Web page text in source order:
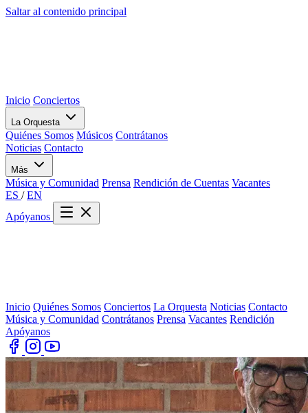
Saltar al contenido principal
Inicio Conciertos
La Orquesta
Quiénes Somos Músicos Contrátanos
Noticias Contacto
Más
Música y Comunidad Prensa Rendición de Cuentas Vacantes
ES / EN
Apóyanos
Inicio Quiénes Somos Conciertos La Orquesta Noticias Contacto
Música y Comunidad Contrátanos Prensa Vacantes Rendición
Apóyanos